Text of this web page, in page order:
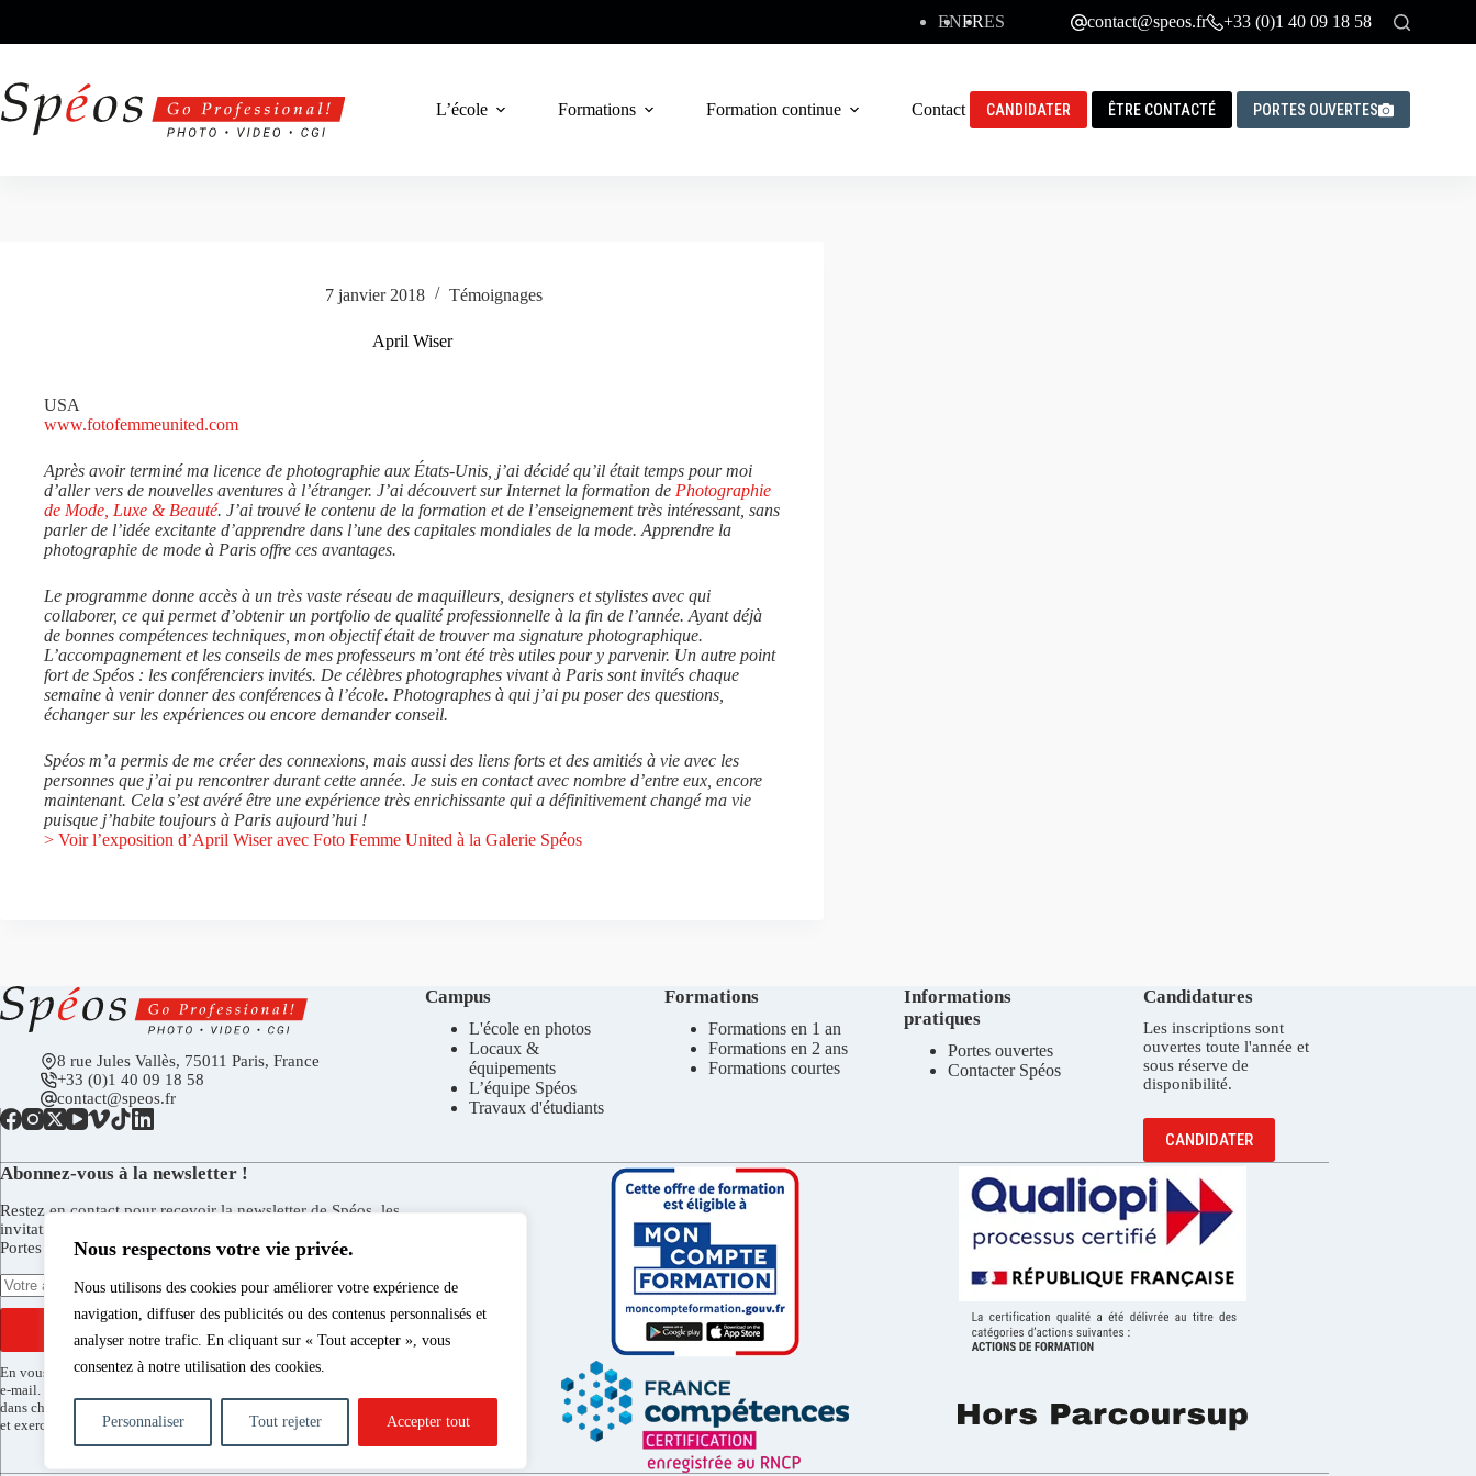
Nous respectons votre vie privée.
Nous utilisons des cookies pour améliorer votre expérience de
navigation, diffuser des publicités ou des contenus personnalisés et
analyser notre trafic. En cliquant sur « Tout accepter », vous
consentez à notre utilisation des cookies.
Personnaliser Tout rejeter Accepter tout
contenu
ENFRES contact@speos.fr +33 (0)1 40 09 18 58
L’école Formations Formation continue Contact CANDIDATER ÊTRE CONTACTÉ PORTES OUVERTES
7 janvier 2018 Témoignages
April Wiser
USA
www.fotofemmeunited.com
Après avoir terminé ma licence de photographie aux États-Unis, j’ai décidé qu’il était temps pour moi
d’aller vers de nouvelles aventures à l’étranger. J’ai découvert sur Internet la formation de Photographie
de Mode, Luxe & Beauté. J’ai trouvé le contenu de la formation et de l’enseignement très intéressant, sans
parler de l’idée excitante d’apprendre dans l’une des capitales mondiales de la mode. Apprendre la
photographie de mode à Paris offre ces avantages.
Le programme donne accès à un très vaste réseau de maquilleurs, designers et stylistes avec qui
collaborer, ce qui permet d’obtenir un portfolio de qualité professionnelle à la fin de l’année. Ayant déjà
de bonnes compétences techniques, mon objectif était de trouver ma signature photographique.
L’accompagnement et les conseils de mes professeurs m’ont été très utiles pour y parvenir. Un autre point
fort de Spéos : les conférenciers invités. De célèbres photographes vivant à Paris sont invités chaque
semaine à venir donner des conférences à l’école. Photographes à qui j’ai pu poser des questions,
échanger sur les expériences ou encore demander conseil.
Spéos m’a permis de me créer des connexions, mais aussi des liens forts et des amitiés à vie avec les
personnes que j’ai pu rencontrer durant cette année. Je suis en contact avec nombre d’entre eux, encore
maintenant. Cela s’est avéré être une expérience très enrichissante qui a définitivement changé ma vie
puisque j’habite toujours à Paris aujourd’hui !
> Voir l’exposition d’April Wiser avec Foto Femme United à la Galerie Spéos
8 rue Jules Vallès, 75011 Paris, France
+33 (0)1 40 09 18 58
contact@speos.fr
Campus
L'école en photos
Locaux &
équipements
L’équipe Spéos
Travaux d'étudiants
Formations
Formations en 1 an
Formations en 2 ans
Formations courtes
Informations
pratiques
Portes ouvertes
Contacter Spéos
Candidatures
Les inscriptions sont
ouvertes toute l'année et
sous réserve de
disponibilité.
CANDIDATER
Abonnez-vous à la newsletter !
Restez en contact pour recevoir la newsletter de Spéos, les
invitations aux vernissages de la Galerie Spéos, aux Journées
Portes Ouvertes, et plus encore.
S'INSCRIRE
En vous inscrivant vous acceptez de recevoir la newsletter de Spéos par
e-mail. Vous pouvez vous désinscrire à tout moment via le lien présent
dans chaque envoi. Pour en savoir plus sur le traitement de vos données
et exercer vos droits consultez notre
politique de confidentialité